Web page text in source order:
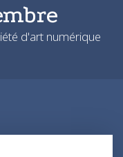
d'art numérique